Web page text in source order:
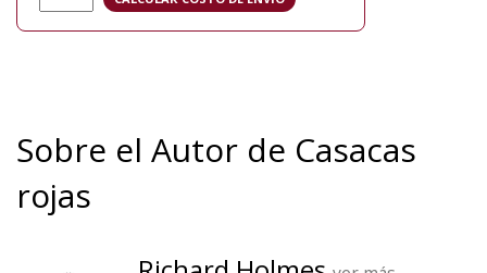
Sobre el Autor de Casacas
rojas